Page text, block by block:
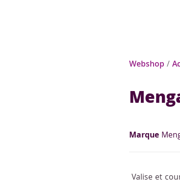
Webshop /
Marque
Valise et